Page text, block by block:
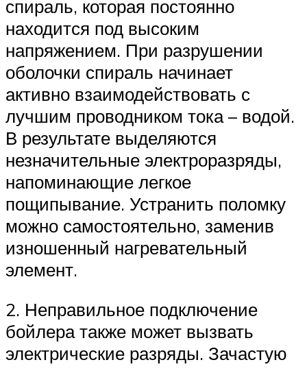
спираль, которая постоянно
находится под высоким
напряжением. При разрушении
оболочки спираль начинает
активно взаимодействовать с
лучшим проводником тока – водой.
В результате выделяются
незначительные электроразряды,
напоминающие легкое
пощипывание. Устранить поломку
можно самостоятельно, заменив
изношенный нагревательный
элемент.
2. Неправильное подключение
бойлера также может вызвать
электрические разряды. Зачастую